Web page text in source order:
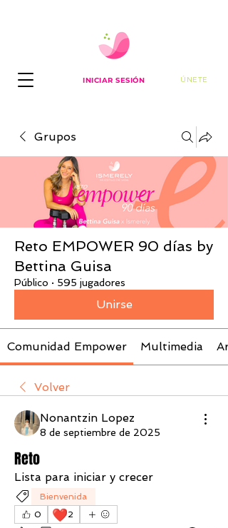
INICIAR SESIÓN ÚNETE
Grupos
Reto EMPOWER 90 días by
Bettina Guisa
Público · 595 jugadores
Unirse
Comunidad Empower Multimedia
Volver
Nonantzin Lopez
8 de septiembre de 2025
Reto
Lista para iniciar y crecer
Bienvenida
0
❤️2